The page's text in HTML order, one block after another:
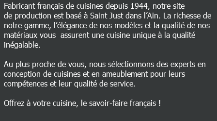
Fabricant français de cuisines depuis 1944, notre site
de production est basé à Saint Just dans l’Ain. La richesse de
notre gamme, l’élégance de nos modèles et la qualité de nos
matériaux vous assurent une cuisine unique à la qualité
inégalable.
Au plus proche de vous, nous sélectionnons des experts en
conception de cuisines et en ameublement pour leurs
compétences et leur qualité de service.
Offrez à votre cuisine, le savoir-faire français !